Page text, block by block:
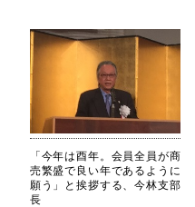
「今年は酉年。会員全員が商
売繁盛で良い年であるように
願う」と挨拶する、今林支部
長